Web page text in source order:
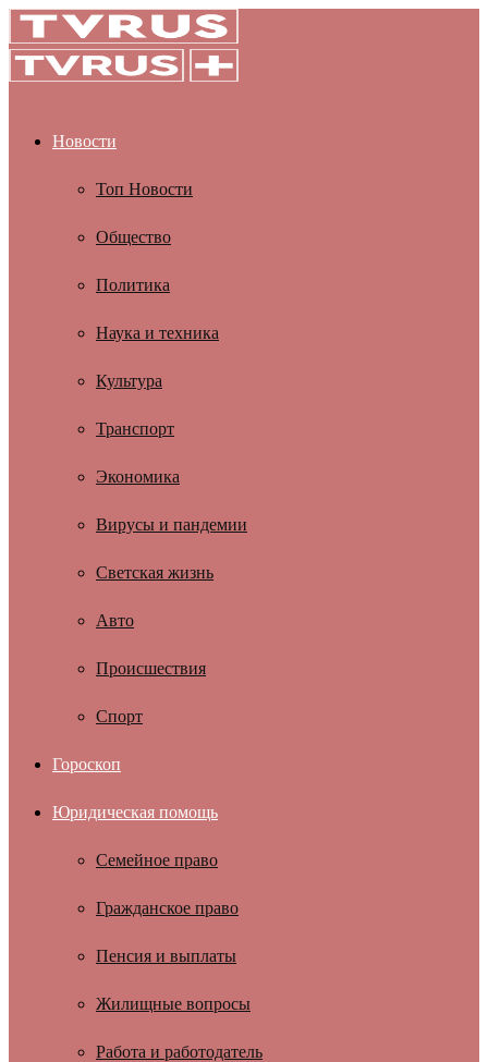
Новости
Топ Новости
Общество
Политика
Наука и техника
Культура
Транспорт
Экономика
Вирусы и пандемии
Светская жизнь
Авто
Происшествия
Спорт
Гороскоп
Юридическая помощь
Семейное право
Гражданское право
Пенсия и выплаты
Жилищные вопросы
Работа и работодатель